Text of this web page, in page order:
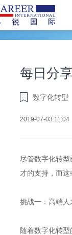
每日分
数字化转型
2019-07-03 11:04
尽管数字化转
才的支持，而
挑战一：高端人
随着数字化转